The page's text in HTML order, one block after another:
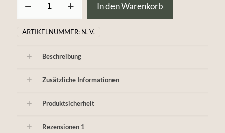
Handbalsam
In den Warenkorb
ARTIKELNUMMER: N. V.
Beschreibung
Zusätzliche Informationen
Produktsicherheit
Rezensionen 1